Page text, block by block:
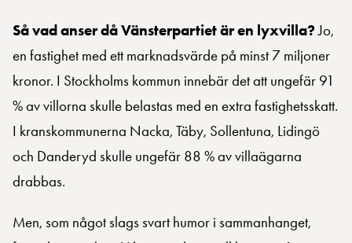
Så vad anser då Vänsterpartiet är en lyxvilla?Jo,
en fastighet med ett marknadsvärde på minst 7 miljoner
kronor. I Stockholms kommun innebär det att ungefär 91
% av villorna skulle belastas med en extra fastighetsskatt.
I kranskommunerna Nacka, Täby, Sollentuna, Lidingö
och Danderyd skulle ungefär 88 % av villaägarna
drabbas.
Men, som något slags svart humor i sammanhanget,